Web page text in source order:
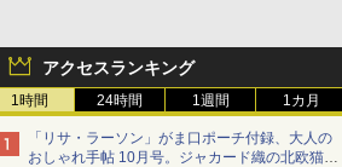
アクセスランキング
1時間 24時間 1週間 1カ月
「リサ・ラーソン」がま口ポーチ付録、大人の
おしゃれ手帖 10月号。ジャカード織の北欧猫デ